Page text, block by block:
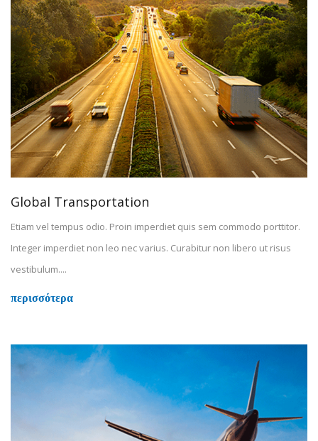
Global Transportation
Etiam vel tempus odio. Proin imperdiet quis sem commodo porttitor.
Integer imperdiet non leo nec varius. Curabitur non libero ut risus
vestibulum....
περισσότερα